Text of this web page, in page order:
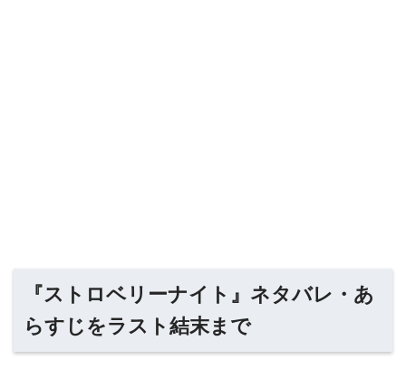
『ストロベリーナイト』ネタバレ・あ
らすじをラスト結末まで